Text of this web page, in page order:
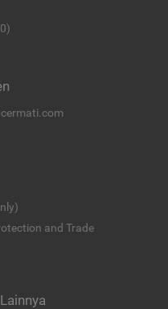
and Trade
Lainnya